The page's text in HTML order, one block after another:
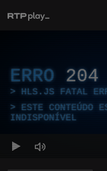
ERRO 204
HLS.JS FATAL
ESTE CONTEÚDO
INDISPONÍVEL